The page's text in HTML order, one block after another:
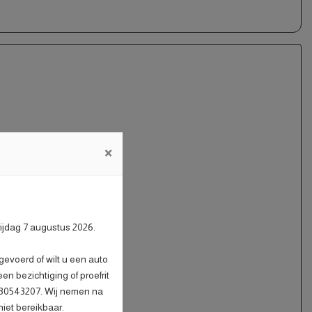
dealerspecificatie;
vloeistoffen;
×
7 augustus 2026.
of wilt u een auto
bezichtiging of proefrit
Wij nemen na
bereikbaar.